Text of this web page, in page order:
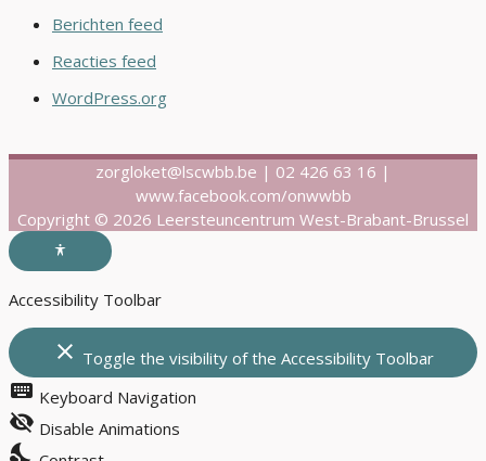
Berichten feed
Reacties feed
WordPress.org
zorgloket@lscwbb.be | 02 426 63 16 |
www.facebook.com/onwwbb
Copyright © 2026 Leersteuncentrum West-Brabant-Brussel
Accessibility Toolbar
close Toggle the visibility of the Accessibility Toolbar
keyboard Keyboard Navigation
visibility_off Disable Animations
nights_stay